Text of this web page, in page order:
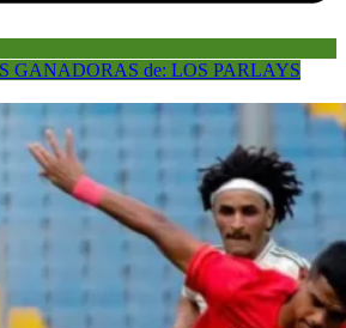
GANADORAS de: LOS PARLAYS